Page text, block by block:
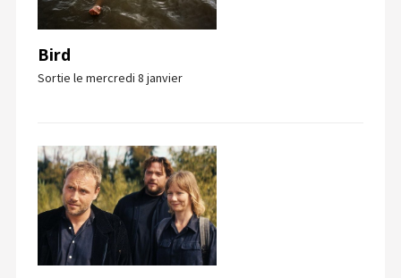
Bird
Sortie le mercredi 8 janvier